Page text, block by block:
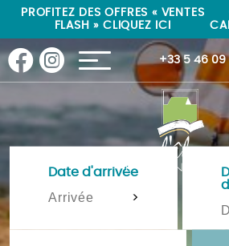
PROFITEZ DES OFFRES « VENTES
FLASH » CLIQUEZ ICI
+33 5 46 09
Date d'arrivée
>